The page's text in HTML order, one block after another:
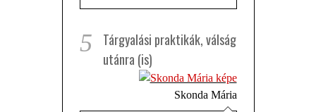
5
Tárgyalási praktikák, válság
utánra (is)
Skonda Mária